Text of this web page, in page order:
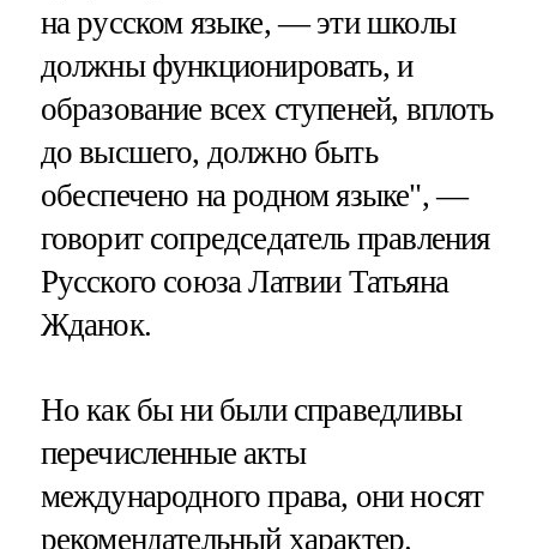
на русском языке, — эти школы
должны функционировать, и
образование всех ступеней, вплоть
до высшего, должно быть
обеспечено на родном языке", —
говорит сопредседатель правления
Русского союза Латвии Татьяна
Жданок.
Но как бы ни были справедливы
перечисленные акты
международного права, они носят
рекомендательный характер.